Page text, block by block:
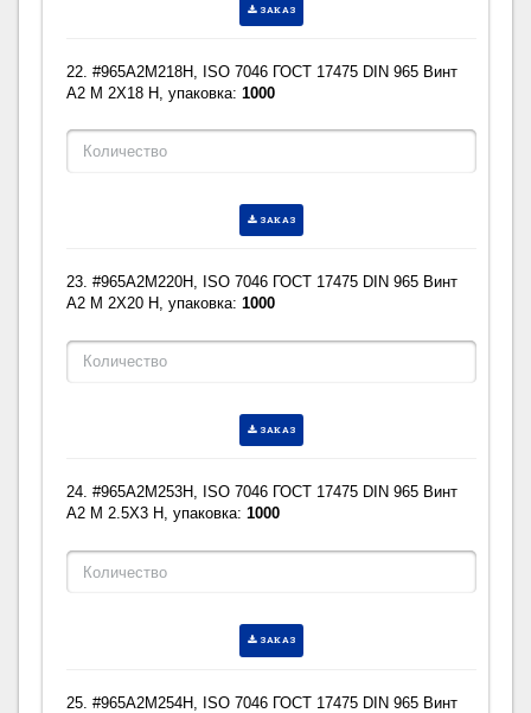
ЗАКАЗ
22. #965A2M218H, ISO 7046 ГОСТ 17475 DIN 965 Винт
A2 M 2X18 H, упаковка:1000
ЗАКАЗ
23. #965A2M220H, ISO 7046 ГОСТ 17475 DIN 965 Винт
A2 M 2X20 H, упаковка:1000
ЗАКАЗ
24. #965A2M253H, ISO 7046 ГОСТ 17475 DIN 965 Винт
A2 M 2.5X3 H, упаковка:1000
ЗАКАЗ
25. #965A2M254H, ISO 7046 ГОСТ 17475 DIN 965 Винт